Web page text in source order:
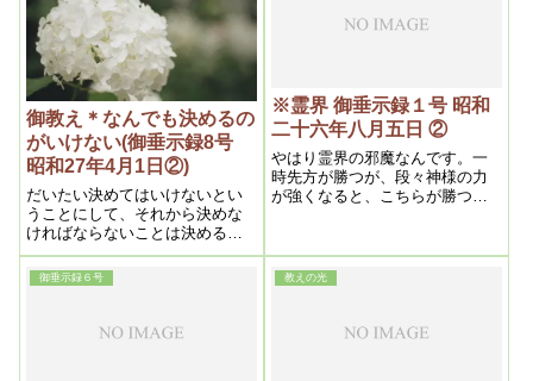
減に瞞されるということは、そ
の人の信仰が浅いとか、心の持
ち方が違っているからやられた
んだから、やられていろいろす
るのは、一つの浄化作用だから
ね。それでその人が、結局良く
なるんです
てはいけないと言ふのは、その
御教え＊なんでも決めるの
がいけない(御垂示録8号
昭和27年4月1日②)
だいたい決めてはいけないとい
うことにして、それから決めな
ければならないことは決める。
それは、事と次第によって、い
ろいろあるんだから……決めな
いと決めるようにするのもいけ
妙の境地なんです。だから、そ
※霊界 御垂示録１号 昭和
二十六年八月五日 ②
やはり霊界の邪魔なんです。一
時先方が勝つが、段々神様の力
が強くなると、こちらが勝つ。
御垂示録６号 教えの光